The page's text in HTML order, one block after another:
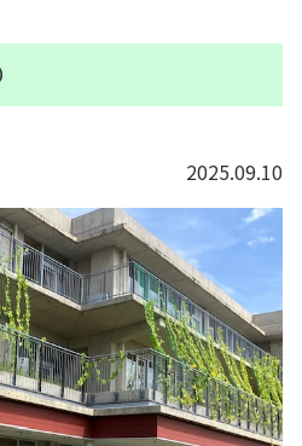
2025.09.10